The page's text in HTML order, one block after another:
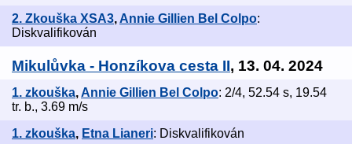
2. Zkouška XSA3, Annie Gillien Bel Colpo:
Diskvalifikován
Mikulůvka - Honzíkova cesta II, 13. 04. 2024
1. zkouška,Annie Gillien Bel Colpo: 2/4, 52.54 s, 19.54
tr. b., 3.69 m/s
1. zkouška, Etna Lianeri: Diskvalifikován